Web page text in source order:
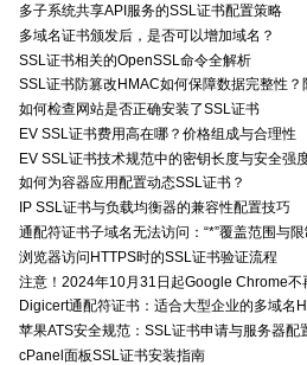
多子系统共享API服务的SSL证书配置策略
多域名证书颁发后，是否可以增加域名？
SSL证书相关的OpenSSL命令全解析
SSL证书防篡改HMAC如何保障数据完整性
如何检查网站是否正确安装了SSL证书
EV SSL证书费用高在哪？价格组成与合理性
EV SSL证书技术规范中的密钥长度与安全强
如何为容器应用配置动态SSL证书？
IP SSL证书与负载均衡器的兼容性配置技巧
通配符证书子域名无法访问：“*”覆盖范围与
浏览器访问HTTPS时的SSL证书验证流程
Digicert通配符证书：适合大型企业的多域名
苹果ATS安全规范：SSL证书申请与服务器配
cPanel面板SSL证书安装指南